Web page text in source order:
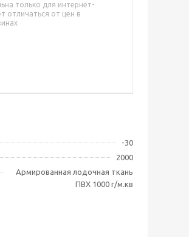
только для интернет-
отличаться от цен в
-30
2000
Армированная лодочная ткань
ПВХ 1000 г/м.кв